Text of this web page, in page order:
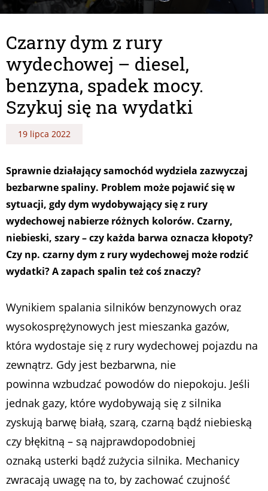
Czarny dym z rury
wydechowej – diesel,
benzyna, spadek mocy.
Szykuj się na wydatki
19 lipca 2022
Sprawnie działający samochód wydziela zazwyczaj
bezbarwne spaliny. Problem może pojawić się w
sytuacji, gdy dym wydobywający się z rury
wydechowej nabierze różnych kolorów. Czarny,
niebieski, szary – czy każda barwa oznacza kłopoty?
Czy np. czarny dym z rury wydechowej może rodzić
wydatki? A zapach spalin też coś znaczy?
Wynikiem spalania silników benzynowych oraz
wysokosprężynowych jest mieszanka gazów,
która wydostaje się z rury wydechowej pojazdu na
zewnątrz. Gdy jest bezbarwna, nie
powinna wzbudzać powodów do niepokoju. Jeśli
jednak gazy, które wydobywają się z silnika
zyskują barwę białą, szarą, czarną bądź niebieską
czy błękitną – są najprawdopodobniej
oznaką usterki bądź zużycia silnika. Mechanicy
zwracają uwagę na to, by zachować czujność